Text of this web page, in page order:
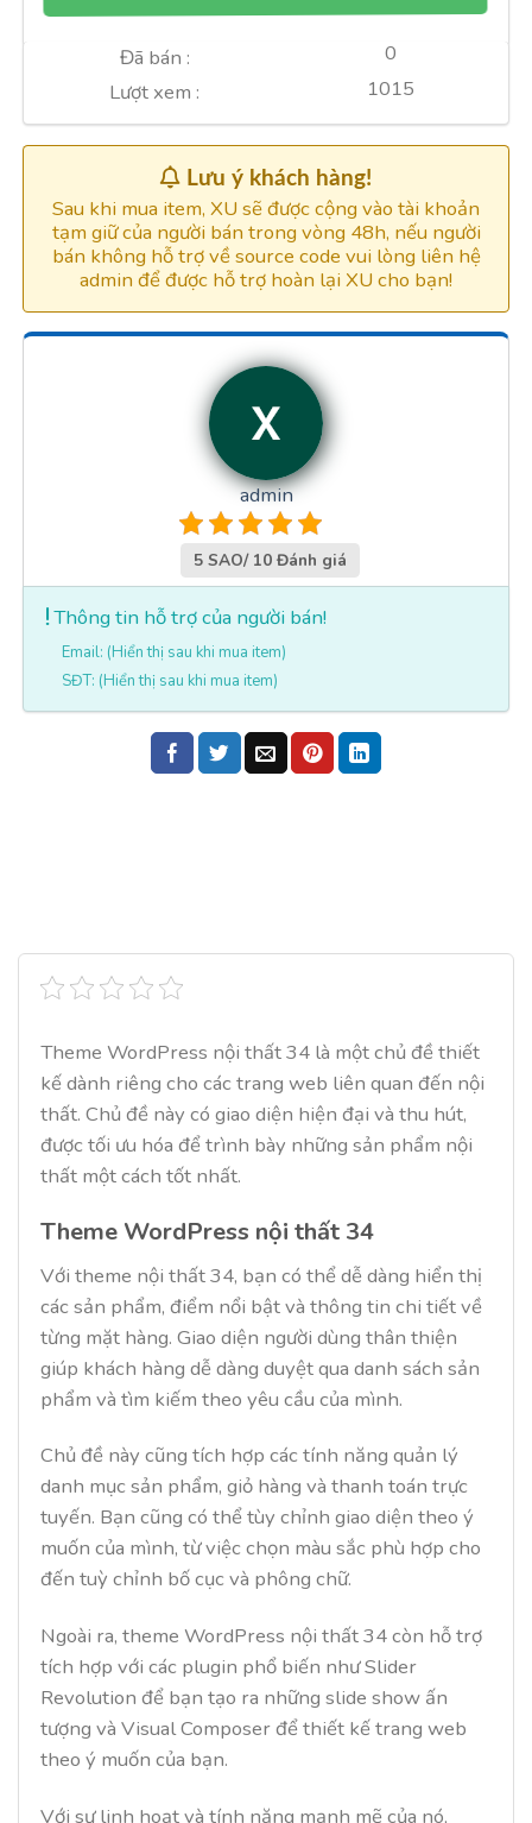
Đã bán :
0
Lượt xem :
1015
Lưu ý khách hàng!
Sau khi mua item, XU sẽ được cộng vào tài khoản
tạm giữ của người bán trong vòng 48h, nếu người
bán không hỗ trợ về source code vui lòng liên hệ
admin để được hỗ trợ hoàn lại XU cho bạn!
admin
5 SAO/ 10 Đánh giá
Thông tin hỗ trợ của người bán!
Email: (Hiển thị sau khi mua item)
SĐT: (Hiển thị sau khi mua item)
Theme WordPress nội thất 34 là một chủ đề thiết
kế dành riêng cho các trang web liên quan đến nội
thất. Chủ đề này có giao diện hiện đại và thu hút,
được tối ưu hóa để trình bày những sản phẩm nội
thất một cách tốt nhất.
Theme WordPress nội thất 34
Với theme nội thất 34, bạn có thể dễ dàng hiển thị
các sản phẩm, điểm nổi bật và thông tin chi tiết về
từng mặt hàng. Giao diện người dùng thân thiện
giúp khách hàng dễ dàng duyệt qua danh sách sản
phẩm và tìm kiếm theo yêu cầu của mình.
Chủ đề này cũng tích hợp các tính năng quản lý
danh mục sản phẩm, giỏ hàng và thanh toán trực
tuyến. Bạn cũng có thể tùy chỉnh giao diện theo ý
muốn của mình, từ việc chọn màu sắc phù hợp cho
đến tuỳ chỉnh bố cục và phông chữ.
Ngoài ra, theme WordPress nội thất 34 còn hỗ trợ
tích hợp với các plugin phổ biến như Slider
Revolution để bạn tạo ra những slide show ấn
tượng và Visual Composer để thiết kế trang web
theo ý muốn của bạn.
Với sự linh hoạt và tính năng mạnh mẽ của nó,